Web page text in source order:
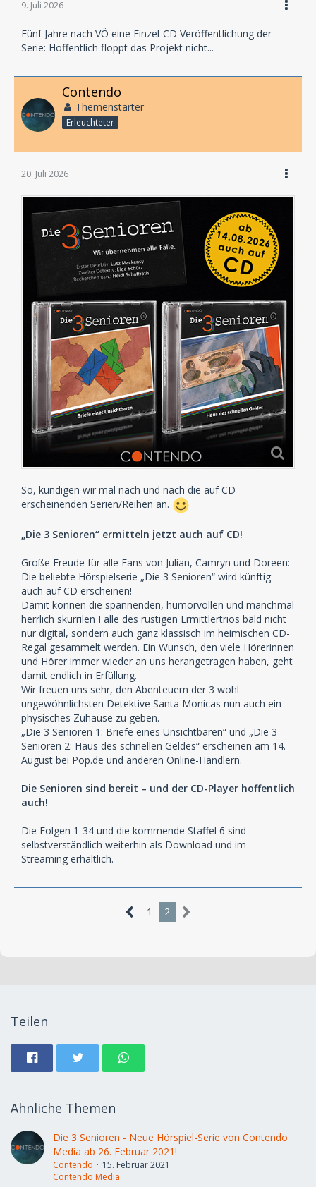
9. Juli 2026
Fünf Jahre nach VÖ eine Einzel-CD Veröffentlichung der
Serie: Hoffentlich floppt das Projekt nicht...
Contendo
Themenstarter
Erleuchteter
20. Juli 2026
So, kündigen wir mal nach und nach die auf CD
erscheinenden Serien/Reihen an.
„Die 3 Senioren“ ermitteln jetzt auch auf CD!
Große Freude für alle Fans von Julian, Camryn und Doreen:
Die beliebte Hörspielserie „Die 3 Senioren“ wird künftig
auch auf CD erscheinen!
Damit können die spannenden, humorvollen und manchmal
herrlich skurrilen Fälle des rüstigen Ermittlertrios bald nicht
nur digital, sondern auch ganz klassisch im heimischen CD-
Regal gesammelt werden. Ein Wunsch, den viele Hörerinnen
und Hörer immer wieder an uns herangetragen haben, geht
damit endlich in Erfüllung.
Wir freuen uns sehr, den Abenteuern der 3 wohl
ungewöhnlichsten Detektive Santa Monicas nun auch ein
physisches Zuhause zu geben.
„Die 3 Senioren 1: Briefe eines Unsichtbaren“ und „Die 3
Senioren 2: Haus des schnellen Geldes“ erscheinen am 14.
August bei Pop.de und anderen Online-Händlern.
Die Senioren sind bereit – und der CD-Player hoffentlich
auch!
Die Folgen 1-34 und die kommende Staffel 6 sind
selbstverständlich weiterhin als Download und im
Streaming erhältlich.
1 2
Teilen
Ähnliche Themen
Die 3 Senioren - Neue Hörspiel-Serie von Contendo
Media ab 26. Februar 2021!
Contendo
15. Februar 2021
Contendo Media